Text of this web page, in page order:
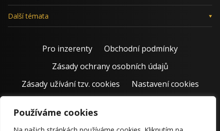
Používáme cookies
Další témata
Pro inzerenty
Obchodní podmínky
Zásady ochrany osobních údajů
Zásady užívání tzv. cookies
Nastavení cookies